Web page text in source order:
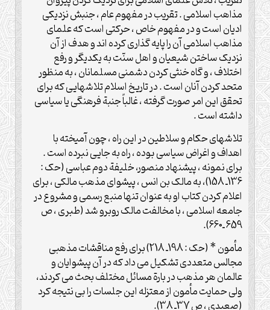
مذاهب اسلامی . تقریب در مفهوم عام ، جنبش نزدیکی
ادیان است و در مفهوم خاص ، حرکتی است که علمای
مذاهب اسلامی آن را پایه گذاری کرده اند و هدف از آن
نزدیک ساختن شیعیان و اهل سنّت به یکدیگر و رفع
اختلاف ، و گاه خنثی کردن دشمنی مسلمانان ، به منظور
متحد کردن آنان است . در تاریخ اسلام تلاشهایی که برای
تحقق این امر صورت گرفته ، غالباً جنبة فرهنگی یا سیاسی
داشته است .
تلاشهای حکام و سلاطین در این راه ، چون آمیخته با
اهداف و اغراض سیاسی بوده ، راه به جایی نبرده است .
برای نمونه ، پیشنهاد منصور، خلیفة دوم عباسی (حک :
136ـ 158)، به مالک بن انس ، پیشوای مذهب مالکی ، برای
اعلام کردن کتاب او به عنوان تنها منبع رسمی و مشروع در
جامعه اسلامی ، با مخالفت مالک روبرو شد (طبری ، ص
659 ـ660).
مأمون * (حک : 198ـ 218) برای رفع مناقشات مذهبی
مجالس متعددی تشکیل می داد که در آن پیشوایان و
عالمان هر مذهب در بارة مسائل مختلف بحث می کردند،
ولی حمایت مأمون از معتزله این جلسات را بی نتیجه کرد